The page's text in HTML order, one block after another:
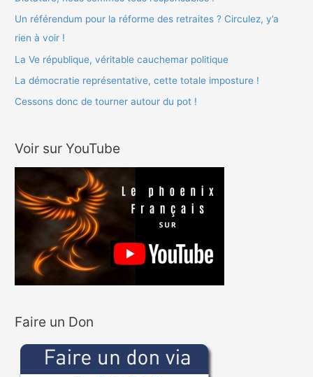
:Un référendum pour la réforme des retraites ? Circulez, y’a
rien à voir !
La Ve république, véritable cauchemar politique
La démocratie représentative, cette totale imposture !
Cessons donc de tourner autour du pot !
Voir sur YouTube
Faire un Don